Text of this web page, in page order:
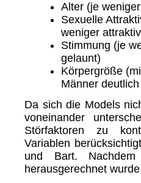
Alter (je
Sexuelle
weniger
Stimmung (je
gelaunt)
Körpergröße
Männer
Da sich die Models
voneinander
Störfaktoren zu
Variablen
und Bart.
herausgerechnet